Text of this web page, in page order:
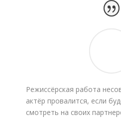
Режиссёрская работа
актёр провалится, если
смотреть на своих